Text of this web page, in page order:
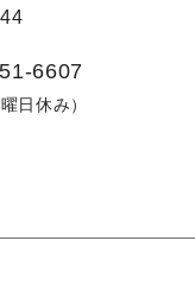
6607
日休み）